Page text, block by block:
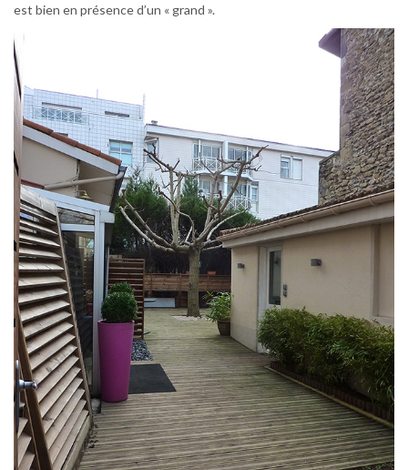
est bien en présence d’un « grand ».